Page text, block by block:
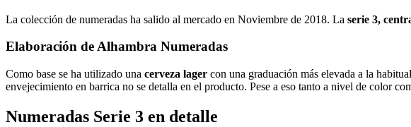
La colección de numeradas ha salido al mercado en Noviembre de 2018. La serie 3,
Elaboración de Alhambra Numeradas
Como base se ha utilizado una cerveza lager con una graduación más elevada a la
envejecimiento en barrica no se detalla en el producto. Pese a eso tanto a nivel de color
Numeradas Serie 3 en detalle